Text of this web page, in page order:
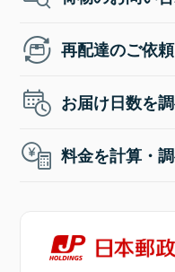
再配達のご依頼
お届け日数を
料金を計算・